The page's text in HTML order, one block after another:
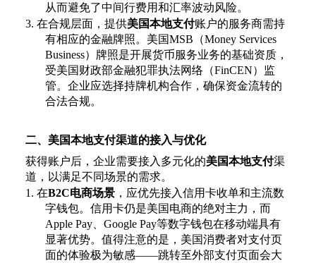
从而避免了中间行费用和汇率波动风险。
3. 在合规层面，提供美国本地支付账户的服务商需持
有相应的金融牌照。美国MSB（Money Services
Business）牌照是开展货币服务业务的基础资质，
受美国财政部金融犯罪执法网络（FinCEN）监
管。企业应选择持牌机构合作，确保资金流转的
合法合规。
二、美国本地支付渠道的接入与优化
获得账户后，企业需要接入多元化的美国本地支付渠
道，以满足不同场景的需求。
1. 在B2C电商场景，应优先接入信用卡收单和主流数
字钱包。信用卡仍是美国电商的绝对主力，而
Apple Pay、Google Pay等数字钱包在移动端具有
显著优势。值得注意的是，美国消费者对支付页
面的体验极为敏感——跳转至外部支付页面会大